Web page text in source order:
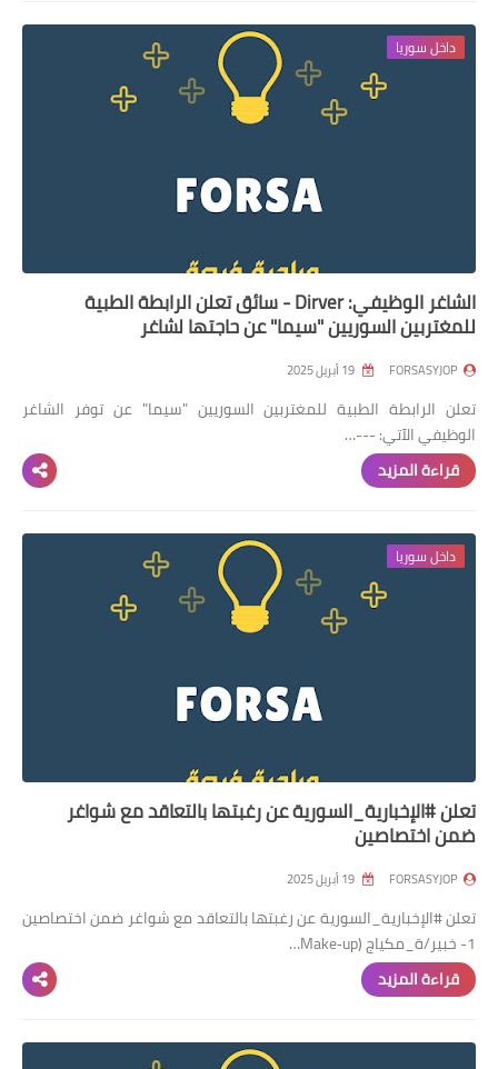
داخل سوريا
الشاغر الوظيفي: Dirver - سائق تعلن الرابطة الطبية
للمغتربين السوريين "سيما" عن حاجتها لشاغر
FORSASYJOP
تعلن الرابطة الطبية للمغتربين السوريين "سيما" عن توفر الشاغر
الوظيفي الآتي: ---…
قراءة المزيد
داخل سوريا
تعلن #الإخبارية_السورية عن رغبتها بالتعاقد مع شواغر
ضمن اختصاصين
FORSASYJOP
تعلن #الإخبارية_السورية عن رغبتها بالتعاقد مع شواغر ضمن اختصاصين
1- خبير/ة_مكياج (Make‑up…
قراءة المزيد